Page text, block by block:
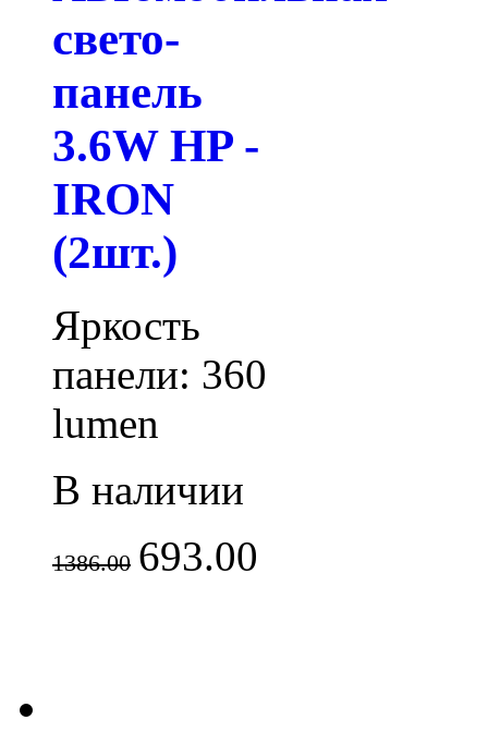
свето-
панель
3.6W HP -
IRON
(2шт.)
Яркость
панели: 360
lumen
В наличии
1386.00 693.00